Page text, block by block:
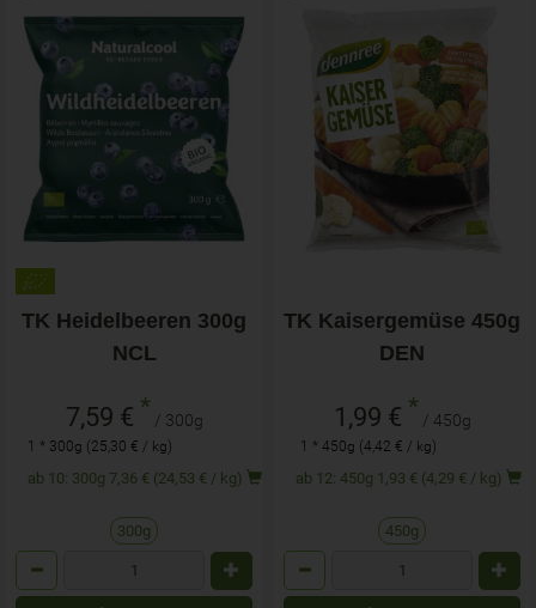
TK Heidelbeeren 300g
NCL
7,59 € * / 300g
1 * 300g (25,30 € / kg)
ab 10: 300g 7,36 € (24,53 € / kg)
300g
TK Kaisergemüse 450g
DEN
1,99 € * / 450g
1 * 450g (4,42 € / kg)
ab 12: 450g 1,93 € (4,29 € / kg)
450g